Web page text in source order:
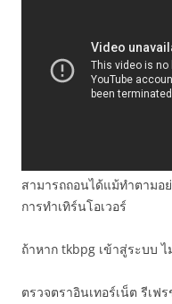
สามารถถอนได้แม้ทำตามอ
การทำเทิร์นโอเวอร์
ถ้าหาก tkbpg เข้าสู่ระบบ ไ
ตรวจตราอินเทอร์เน็ต รีเ